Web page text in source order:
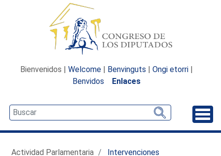
Bienvenidos | Welcome | Benvinguts | Ongi etorri |
Benvidos
Enlaces
Actividad Parlamentaria
Intervenciones